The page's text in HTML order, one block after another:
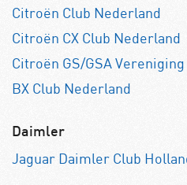
Citroën Club Nederland
Citroën CX Club Nederland
Citroën GS/GSA
BX Club Nederland
Daimler
Jaguar Daimler Club